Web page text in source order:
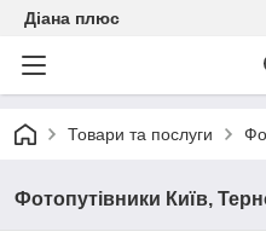
Діана плюс
Товари та послуги
Фотопутівники Київ,